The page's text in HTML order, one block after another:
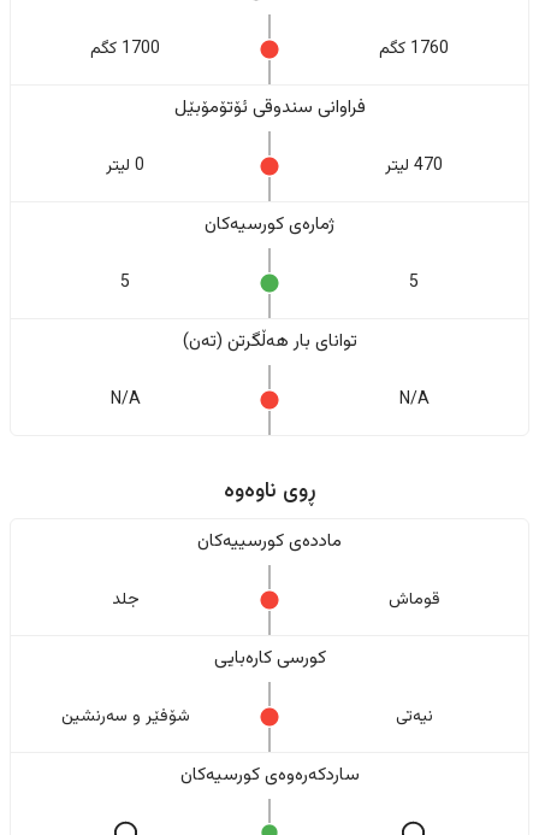
1760 کگم 1700 کگم
فراوانی سندوقی ئۆتۆمۆبێل
470 لیتر 0 لیتر
ژمارەی کورسیەکان
5
5
تواناى بار هەڵگرتن (تەن)
N/A
N/A
ڕوی ناوەوە
ماددەی کورسییەکان
قوماش جلد
کورسی کارەبایی
نیەتی شۆفێر و سەرنشین
ساردکەرەوەی کورسیەکان